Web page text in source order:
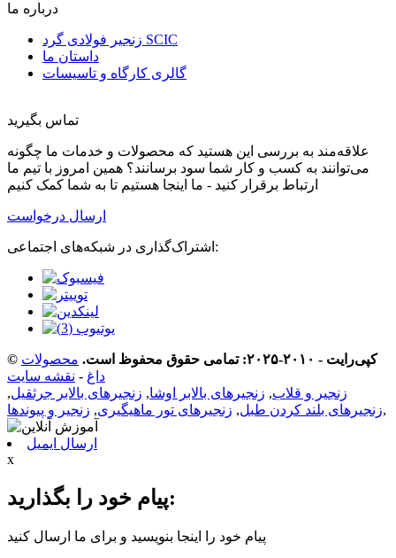
درباره ما
زنجیر فولادی گرد SCIC
داستان ما
گالری کارگاه و تاسیسات
تماس بگیرید
علاقه‌مند به بررسی این هستید که محصولات و خدمات ما چگونه
می‌توانند به کسب و کار شما سود برسانند؟ همین امروز با تیم ما
ارتباط برقرار کنید - ما اینجا هستیم تا به شما کمک کنیم
ارسال درخواست
اشتراک‌گذاری در شبکه‌های اجتماعی:
© کپی‌رایت - ۲۰۱۰-۲۰۲۵: تمامی حقوق محفوظ است.
محصولات
داغ - نقشه سایت
زنجیر و قلاب, زنجیرهای بالابر اوشا, زنجیرهای بالابر جرثقیل,
زنجیرهای بلند کردن طبل, زنجیرهای تور ماهیگیری, زنجیر و پیوندها ,
ارسال ایمیل
x
پیام خود را بگذارید:
پیام خود را اینجا بنویسید و برای ما ارسال کنید